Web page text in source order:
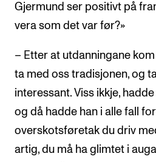
Gjermund ser positivt på
vera som det var før?»
– Etter at utdanningane
ta med oss tradisjonen, og
interessant. Viss ikkje,
og då hadde han i alle fall
overskotsføretak du driv
artig, du må ha glimtet i